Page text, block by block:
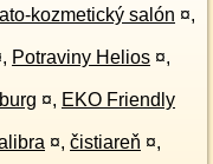
kozmetický salón ¤,
, Potraviny Helios ¤,
¤, EKO Friendly
¤, čistiareň ¤,